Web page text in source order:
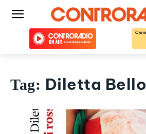
Tag: Diletta